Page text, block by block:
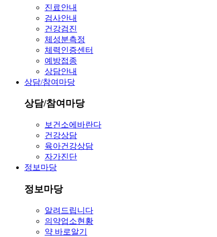
진료안내
검사안내
건강검진
체성분측정
체력인증센터
예방접종
상담안내
상담/참여마당
상담/참여마당
보건소에바란다
건강상담
육아건강상담
자가진단
정보마당
정보마당
알려드립니다
의약업소현황
약 바로알기